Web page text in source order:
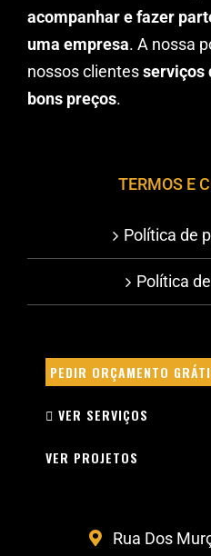
acompanhar e fazer
uma empresa. A nossa
nossos clientesserviços
bons preços.
TERMOS E
Política de
Política
PEDIR ORÇAMENTO
VER SERVIÇOS
VER PROJETOS
Rua Dos